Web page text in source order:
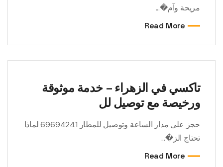
مريحة وآم�...
Read More
تاكسي في الزهراء – خدمة موثوقة
ورخيصة مع توصيل لل
حجز على مدار الساعة وتوصيل للمطار 69694241 لماذا
تحتاج الز�...
Read More